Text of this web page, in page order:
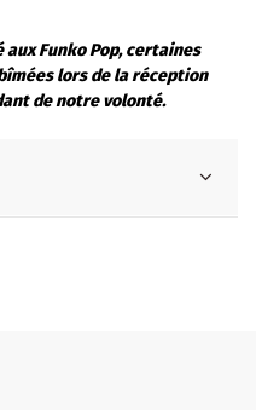
Funko Pop, certaines
lors de la réception
de notre volonté.